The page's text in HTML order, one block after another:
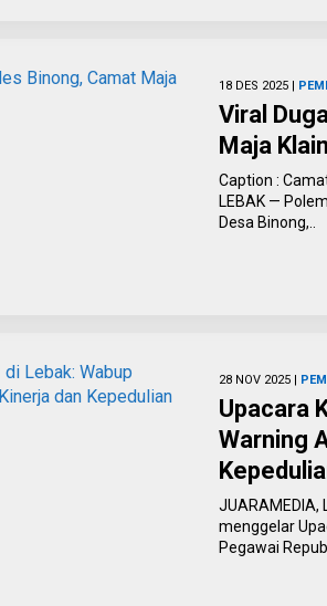
18 DES 2025 |
Viral
Maja
Caption :
LEBAK —
Desa Binong,..
28 NOV 2025 |
Upacara
Warning
JUARAMEDIA,
menggelar
Pegawai